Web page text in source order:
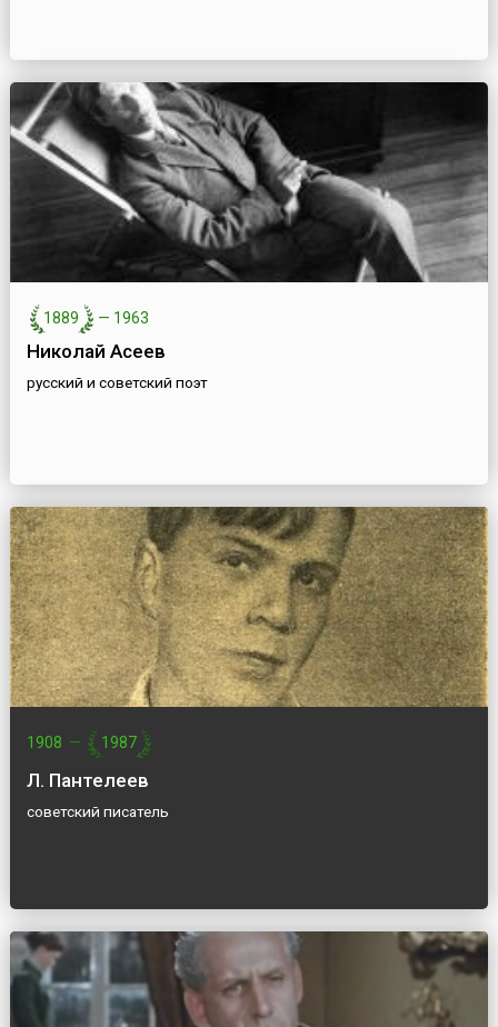
1889 — 1963
Николай Асеев
русский и советский поэт
1908 — 1987
Л. Пантелеев
советский писатель